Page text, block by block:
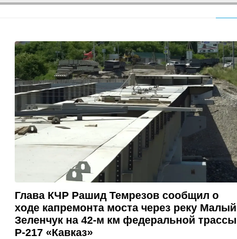
Глава КЧР Рашид Темрезов сообщил о
ходе капремонта моста через реку Малый
Зеленчук на 42-м км федеральной трассы
Р-217 «Кавказ»